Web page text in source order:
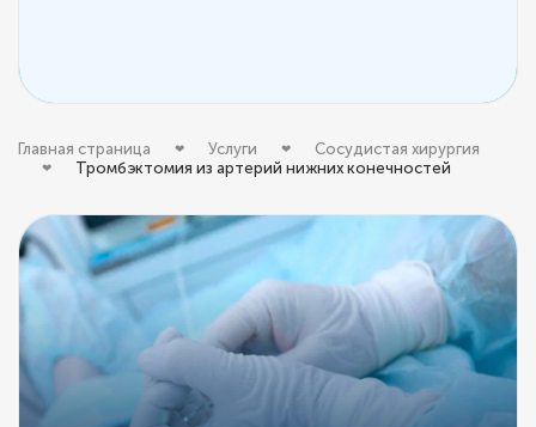
Главная страница Услуги
Сосудистая хирургия
Тромбэктомия из артерий нижних конечностей